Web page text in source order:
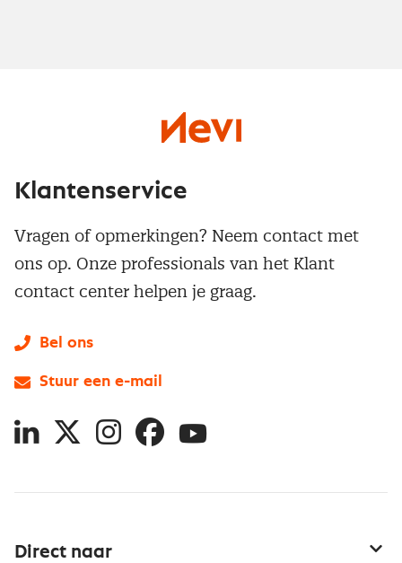
Direct naar
Klantenservice
Vragen of opmerkingen? Neem contact met
ons op. Onze professionals van het Klant
contact center helpen je graag.
Bel ons
Stuur een e-mail
LinkedIn
X InstagramFacebookYouTube